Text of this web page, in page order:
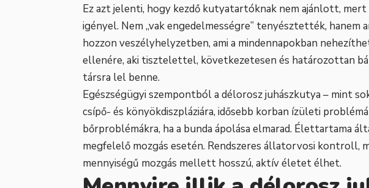
Ez azt jelenti, hogy kezdő kutyatartóknak nem ajánlott,
igényel. Nem „vak engedelmességre” tenyésztették,
hozzon veszélyhelyzetben, ami a mindennapokban
ellenére, aki tisztelettel, következetesen és határozottan
társra lel benne.
Egészségügyi szempontból a délorosz juhászkutya – mint
csípő- és könyökdiszpláziára, idősebb korban ízületi
bőrproblémákra, ha a bunda ápolása elmarad. Élettartama
megfelelő mozgás esetén. Rendszeres állatorvosi kontroll,
mennyiségű mozgás mellett hosszú, aktív életet élhet.